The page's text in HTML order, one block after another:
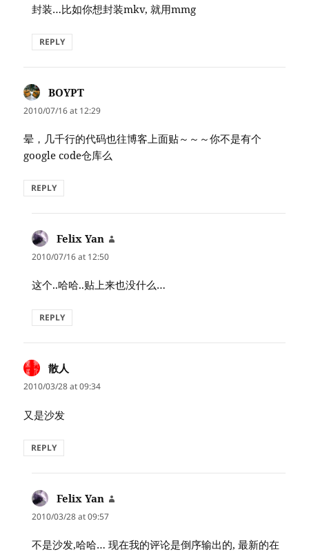
封装…比如你想封装mkv, 就用mmg
REPLY
BOYPT
2010/07/16 at 12:29
晕，几千行的代码也往博客上面贴～～～你不是有个
google code仓库么
REPLY
Felix Yan
2010/07/16 at 12:50
这个..哈哈..贴上来也没什么…
REPLY
散人
2010/03/28 at 09:34
又是沙发
REPLY
Felix Yan
2010/03/28 at 09:57
不是沙发,哈哈… 现在我的评论是倒序输出的, 最新的在